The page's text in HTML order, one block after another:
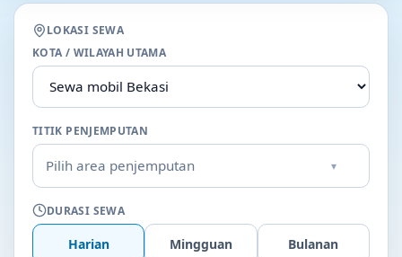
LOKASI SEWA
KOTA / WILAYAH UTAMA
TITIK PENJEMPUTAN
Pilih area penjemputan ▾
DURASI SEWA
Harian Mingguan Bulanan